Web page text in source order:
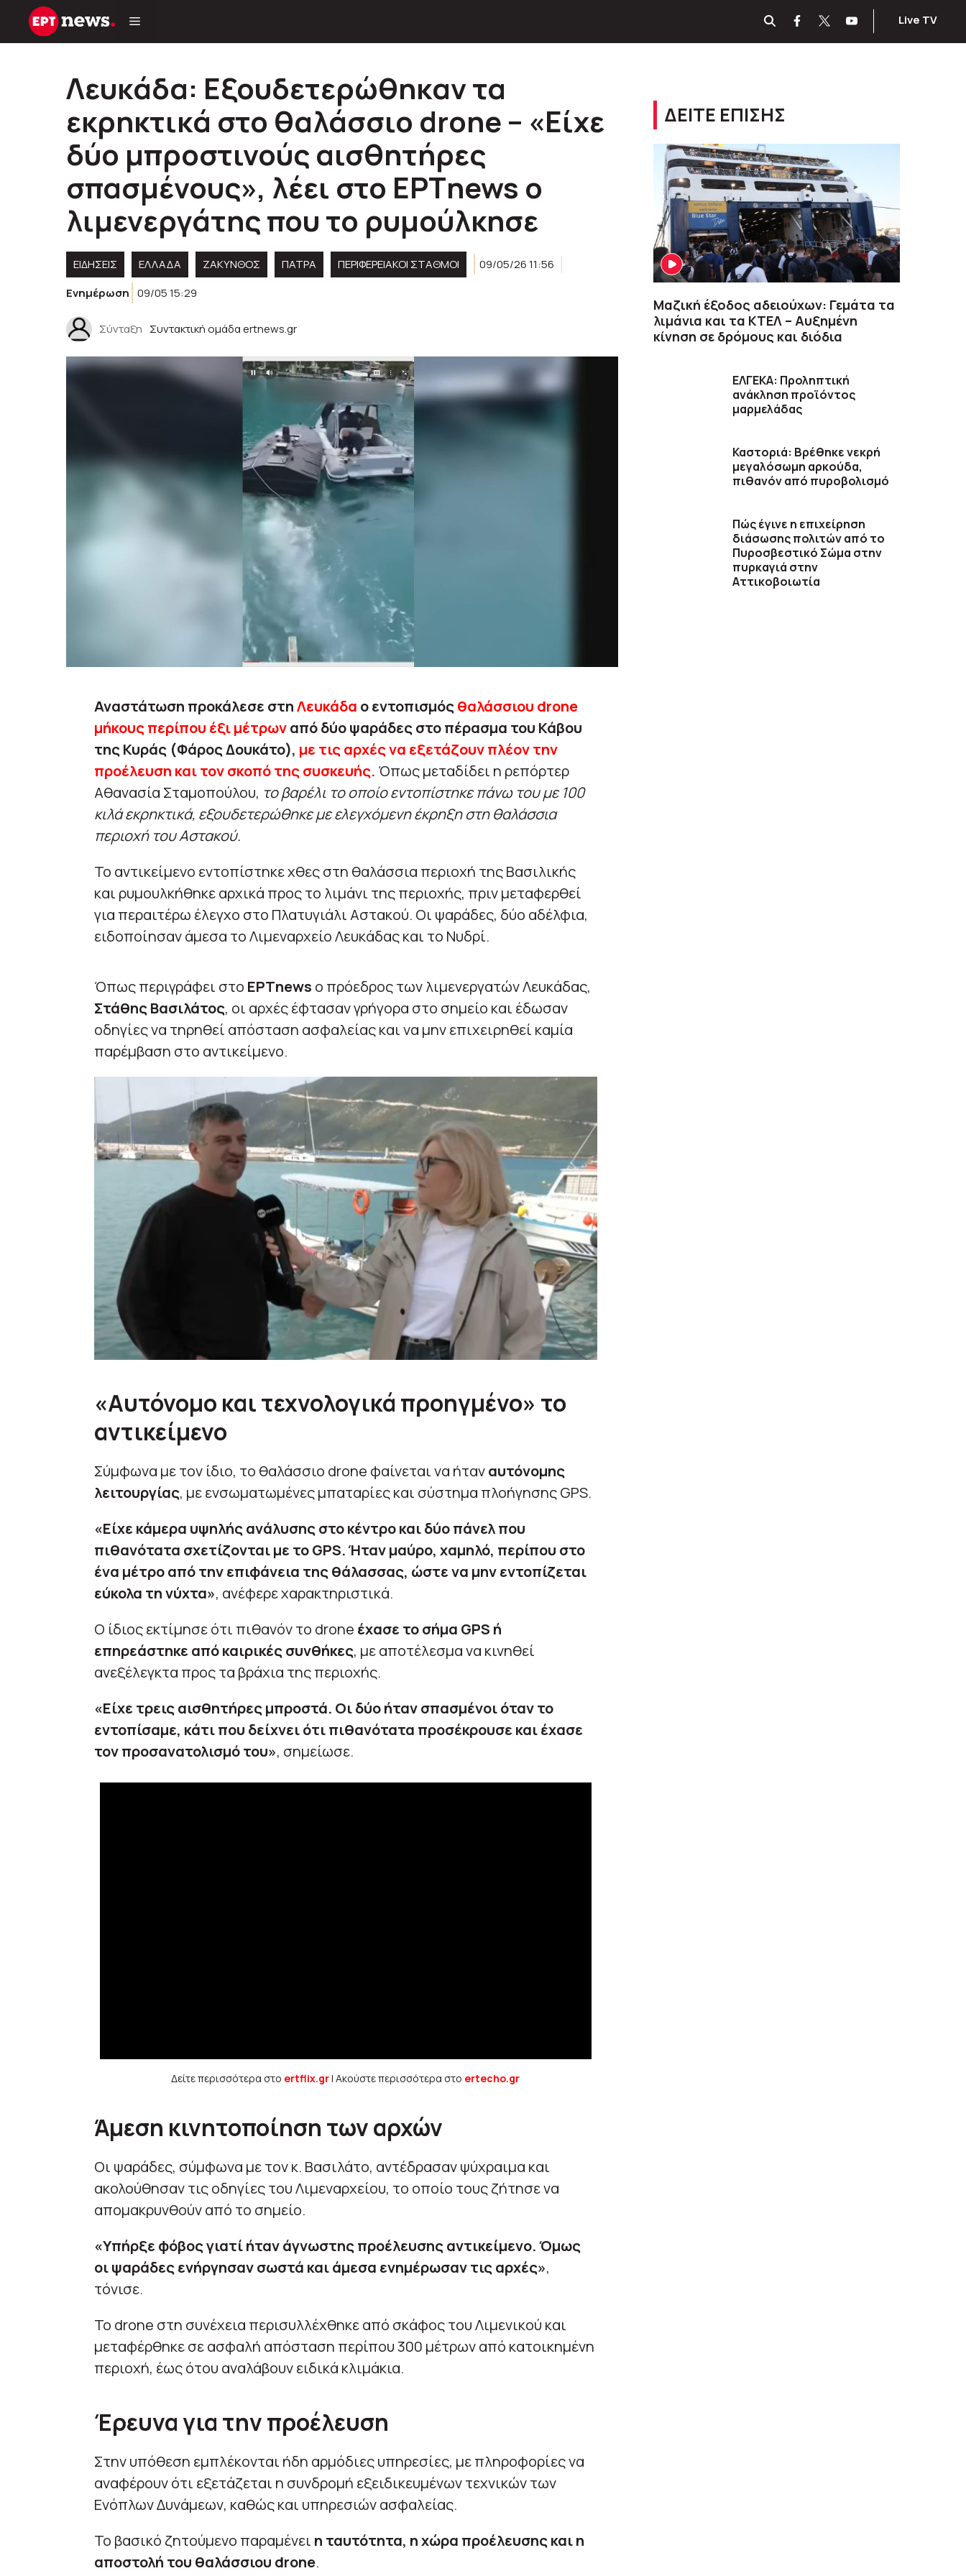
Μετάβαση
Live TV
Λευκάδα: Εξουδετερώθηκαν τα
εκρηκτικά στο θαλάσσιο drone – «Είχε
δύο μπροστινούς αισθητήρες
σπασμένους», λέει στο ΕΡΤnews ο
λιμενεργάτης που το ρυμούλκησε
ΕΙΔΗΣΕΙΣ ΕΛΛΑΔΑ ΖΑΚΥΝΘΟΣ ΠΑΤΡΑ ΠΕΡΙΦΕΡΕΙΑΚΟΊ ΣΤΑΘΜΟΊ
09/05/26 11:56
Ενημέρωση 09/05 15:29
Σύνταξη Συντακτική ομάδα ertnews.gr
Αναστάτωση προκάλεσε στηΛευκάδα ο εντοπισμόςθαλάσσιου drone
μήκους περίπου έξι μέτρωναπό δύο ψαράδες στο πέρασμα του Κάβου
της Κυράς (Φάρος Δουκάτο), με τις αρχές να εξετάζουν πλέον την
προέλευση και τον σκοπό της συσκευής. Όπως μεταδίδει η ρεπόρτερ
Αθανασία Σταμοπούλου, το βαρέλι το οποίο εντοπίστηκε πάνω του με 100
κιλά εκρηκτικά, εξουδετερώθηκε με ελεγχόμενη έκρηξη στη θαλάσσια
περιοχή του Αστακού.
Το αντικείμενο εντοπίστηκε χθες στη θαλάσσια περιοχή της Βασιλικής
και ρυμουλκήθηκε αρχικά προς το λιμάνι της περιοχής, πριν μεταφερθεί
για περαιτέρω έλεγχο στο Πλατυγιάλι Αστακού. Οι ψαράδες, δύο αδέλφια,
ειδοποίησαν άμεσα το Λιμεναρχείο Λευκάδας και το Νυδρί.
Όπως περιγράφει στο ΕΡΤnews ο πρόεδρος των λιμενεργατών Λευκάδας,
Στάθης Βασιλάτος, οι αρχές έφτασαν γρήγορα στο σημείο και έδωσαν
οδηγίες να τηρηθεί απόσταση ασφαλείας και να μην επιχειρηθεί καμία
παρέμβαση στο αντικείμενο.
«Αυτόνομο και τεχνολογικά προηγμένο» το
αντικείμενο
Σύμφωνα με τον ίδιο, το θαλάσσιο drone φαίνεται να ήταναυτόνομης
λειτουργίας, με ενσωματωμένες μπαταρίες και σύστημα πλοήγησης GPS.
«Είχε κάμερα υψηλής ανάλυσης στο κέντρο και δύο πάνελ που
πιθανότατα σχετίζονται με το GPS. Ήταν μαύρο, χαμηλό, περίπου στο
ένα μέτρο από την επιφάνεια της θάλασσας, ώστε να μην εντοπίζεται
εύκολα τη νύχτα», ανέφερε χαρακτηριστικά.
Ο ίδιος εκτίμησε ότι πιθανόν το drone έχασε το σήμα GPS ή
επηρεάστηκε από καιρικές συνθήκες, με αποτέλεσμα να κινηθεί
ανεξέλεγκτα προς τα βράχια της περιοχής.
«Είχε τρεις αισθητήρες μπροστά. Οι δύο ήταν σπασμένοι όταν το
εντοπίσαμε, κάτι που δείχνει ότι πιθανότατα προσέκρουσε και έχασε
τον προσανατολισμό του», σημείωσε.
Δείτε περισσότερα στο ertflix.gr| Ακούστε περισσότερα στο ertecho.gr
Άμεση κινητοποίηση των αρχών
Οι ψαράδες, σύμφωνα με τον κ. Βασιλάτο, αντέδρασαν ψύχραιμα και
ακολούθησαν τις οδηγίες του Λιμεναρχείου, το οποίο τους ζήτησε να
απομακρυνθούν από το σημείο.
«Υπήρξε φόβος γιατί ήταν άγνωστης προέλευσης αντικείμενο. Όμως
οι ψαράδες ενήργησαν σωστά και άμεσα ενημέρωσαν τις αρχές»,
τόνισε.
Το drone στη συνέχεια περισυλλέχθηκε από σκάφος του Λιμενικού και
μεταφέρθηκε σε ασφαλή απόσταση περίπου 300 μέτρων από κατοικημένη
περιοχή, έως ότου αναλάβουν ειδικά κλιμάκια.
Έρευνα για την προέλευση
Στην υπόθεση εμπλέκονται ήδη αρμόδιες υπηρεσίες, με πληροφορίες να
αναφέρουν ότι εξετάζεται η συνδρομή εξειδικευμένων τεχνικών των
Ενόπλων Δυνάμεων, καθώς και υπηρεσιών ασφαλείας.
Το βασικό ζητούμενο παραμένει η ταυτότητα, η χώρα προέλευσης και η
αποστολή του θαλάσσιου drone.
ΔΕΙΤΕ ΕΠΙΣΗΣ
Μαζική έξοδος αδειούχων: Γεμάτα τα
λιμάνια και τα ΚΤΕΛ – Αυξημένη
κίνηση σε δρόμους και διόδια
ΕΛΓΕΚΑ: Προληπτική
ανάκληση προϊόντος
μαρμελάδας
Καστοριά: Βρέθηκε νεκρή
μεγαλόσωμη αρκούδα,
πιθανόν από πυροβολισμό
Πώς έγινε η επιχείρηση
διάσωσης πολιτών από το
Πυροσβεστικό Σώμα στην
πυρκαγιά στην
Αττικοβοιωτία